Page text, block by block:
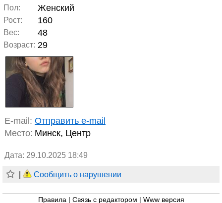
Пол: Женский
Рост: 160
Вес: 48
Возраст: 29
E-mail: Отправить e-mail
Место: Минск, Центр
Дата: 29.10.2025 18:49
Сообщить о нарушении
Правила Связь с редактором Www версия